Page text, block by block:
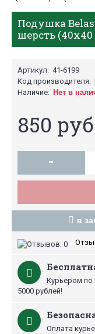
Подушка
шерсть
Артикул: 41-6199
Код производителя:
Наличие: Нет в
850
-
в
Курьером по
5000 рублей!
Оплата